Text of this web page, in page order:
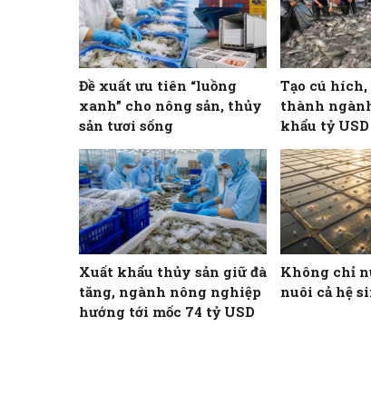
Đề xuất ưu tiên “luồng
xanh” cho nông sản, thủy
sản tươi sống
Tạo cú
thành
khẩu tỷ USD
Xuất khẩu thủy sản giữ đà
tăng, ngành nông nghiệp
hướng tới mốc 74 tỷ USD
Không chỉ
nuôi cả hệ